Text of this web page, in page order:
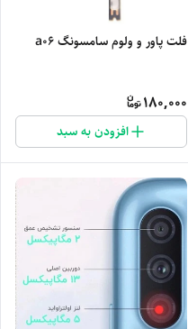
فلت پاور و ولوم سامسونگ a06
180,000
افزودن به سبد